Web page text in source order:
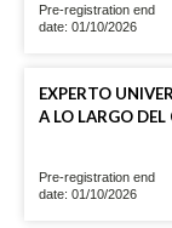
Pre-registration end
date: 01/10/2026
EXPERTO
A LO LARGO
Pre-registration end
date: 01/10/2026